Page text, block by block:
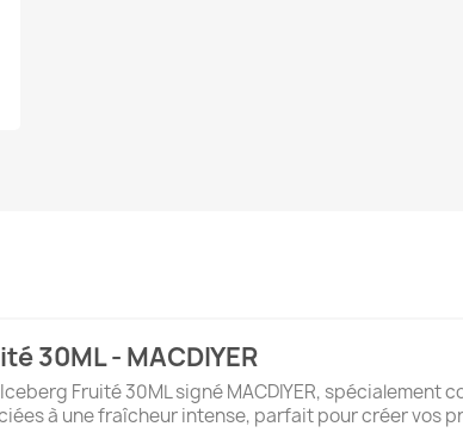
30ML - MACDIYER
Fruité 30ML signé MACDIYER, spécialement
à une fraîcheur intense, parfait pour créer vos